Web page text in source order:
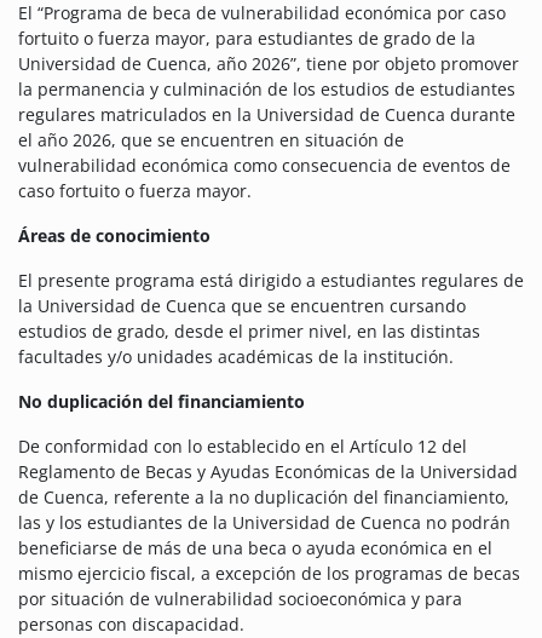
El “Programa de beca de vulnerabilidad económica por caso
fortuito o fuerza mayor, para estudiantes de grado de la
Universidad de Cuenca, año 2026”, tiene por objeto promover
la permanencia y culminación de los estudios de estudiantes
regulares matriculados en la Universidad de Cuenca durante
el año 2026, que se encuentren en situación de
vulnerabilidad económica como consecuencia de eventos de
caso fortuito o fuerza mayor.
Áreas de conocimiento
El presente programa está dirigido a estudiantes regulares de
la Universidad de Cuenca que se encuentren cursando
estudios de grado, desde el primer nivel, en las distintas
facultades y/o unidades académicas de la institución.
No duplicación del financiamiento
De conformidad con lo establecido en el Artículo 12 del
Reglamento de Becas y Ayudas Económicas de la Universidad
de Cuenca, referente a la no duplicación del financiamiento,
las y los estudiantes de la Universidad de Cuenca no podrán
beneficiarse de más de una beca o ayuda económica en el
mismo ejercicio fiscal, a excepción de los programas de becas
por situación de vulnerabilidad socioeconómica y para
personas con discapacidad.